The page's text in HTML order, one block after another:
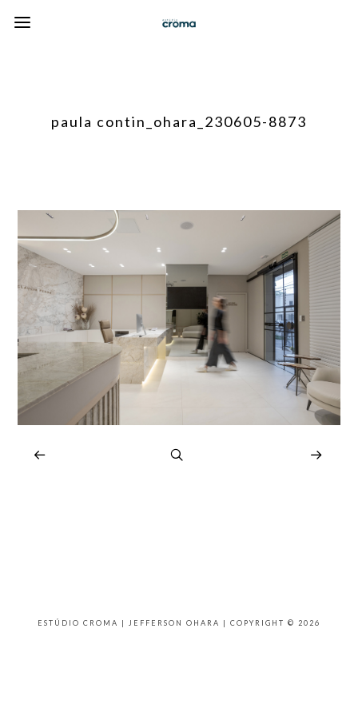
paula contin_ohara_230605-8873
ESTÚDIO CROMA | JEFFERSON OHARA | COPYRIGHT © 2026